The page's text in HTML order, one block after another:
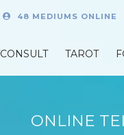
48 MEDIUMS ONLINE
TAROT
ONLINE